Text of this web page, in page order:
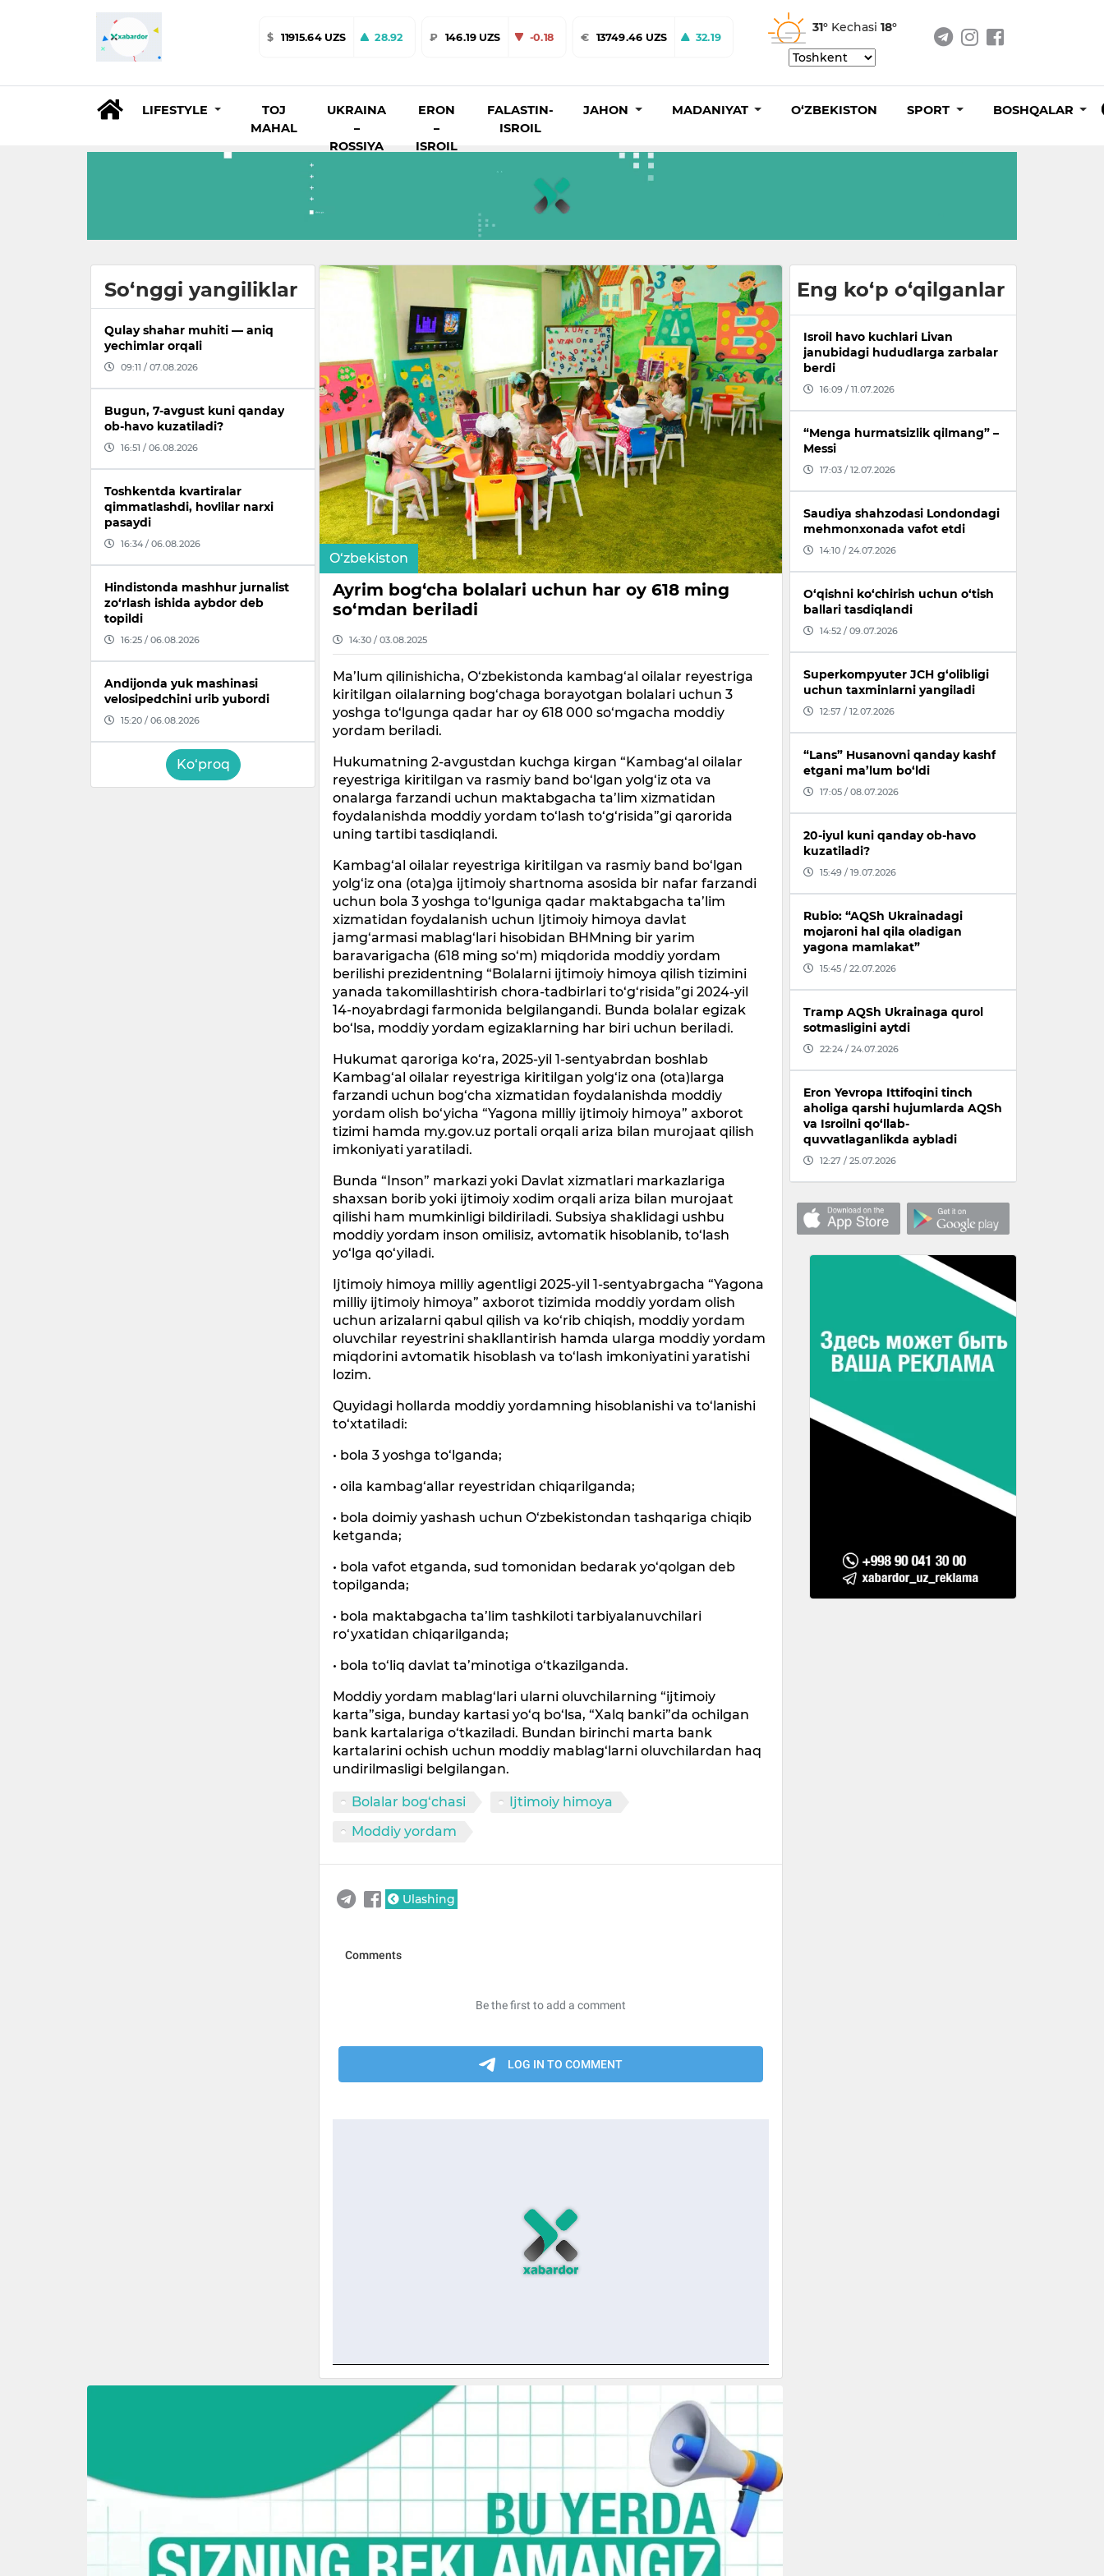
$ 11915.64 UZS 28.92 ₽ 146.19 UZS -0.18 € 13749.46 UZS 32.19
31° Kechasi 18°
LIFESTYLE
TOJ
MAHAL
UKRAINA
–
ROSSIYA
ERON
–
ISROIL
FALASTIN-
ISROIL
JAHON MADANIYAT O‘ZBEKISTON SPORT BOSHQALAR
So‘nggi yangiliklar
Qulay shahar muhiti — aniq
yechimlar orqali
09:11 / 07.08.2026
Bugun, 7-avgust kuni qanday
ob-havo kuzatiladi?
16:51 / 06.08.2026
Toshkentda kvartiralar
qimmatlashdi, hovlilar narxi
pasaydi
16:34 / 06.08.2026
Hindistonda mashhur jurnalist
zo‘rlash ishida aybdor deb
topildi
16:25 / 06.08.2026
Andijonda yuk mashinasi
velosipedchini urib yubordi
15:20 / 06.08.2026
Ko‘proq
O‘zbekiston
Ayrim bog‘cha bolalari uchun har oy 618 ming
so‘mdan beriladi
14:30 / 03.08.2025
Ma’lum qilinishicha, O‘zbekistonda kambag‘al oilalar reyestriga
kiritilgan oilalarning bog‘chaga borayotgan bolalari uchun 3
yoshga to‘lgunga qadar har oy 618 000 so‘mgacha moddiy
yordam beriladi.
Hukumatning 2-avgustdan kuchga kirgan “Kambag‘al oilalar
reyestriga kiritilgan va rasmiy band bo‘lgan yolg‘iz ota va
onalarga farzandi uchun maktabgacha ta’lim xizmatidan
foydalanishda moddiy yordam to‘lash to‘g‘risida”gi qarorida
uning tartibi tasdiqlandi.
Kambag‘al oilalar reyestriga kiritilgan va rasmiy band bo‘lgan
yolg‘iz ona (ota)ga ijtimoiy shartnoma asosida bir nafar farzandi
uchun bola 3 yoshga to‘lguniga qadar maktabgacha ta’lim
xizmatidan foydalanish uchun Ijtimoiy himoya davlat
jamg‘armasi mablag‘lari hisobidan BHMning bir yarim
baravarigacha (618 ming so‘m) miqdorida moddiy yordam
berilishi prezidentning “Bolalarni ijtimoiy himoya qilish tizimini
yanada takomillashtirish chora-tadbirlari to‘g‘risida”gi 2024-yil
14-noyabrdagi farmonida belgilangandi. Bunda bolalar egizak
bo‘lsa, moddiy yordam egizaklarning har biri uchun beriladi.
Hukumat qaroriga ko‘ra, 2025-yil 1-sentyabrdan boshlab
Kambag‘al oilalar reyestriga kiritilgan yolg‘iz ona (ota)larga
farzandi uchun bog‘cha xizmatidan foydalanishda moddiy
yordam olish bo‘yicha “Yagona milliy ijtimoiy himoya” axborot
tizimi hamda my.gov.uz portali orqali ariza bilan murojaat qilish
imkoniyati yaratiladi.
Bunda “Inson” markazi yoki Davlat xizmatlari markazlariga
shaxsan borib yoki ijtimoiy xodim orqali ariza bilan murojaat
qilishi ham mumkinligi bildiriladi. Subsiya shaklidagi ushbu
moddiy yordam inson omilisiz, avtomatik hisoblanib, to‘lash
yo‘lga qo‘yiladi.
Ijtimoiy himoya milliy agentligi 2025-yil 1-sentyabrgacha “Yagona
milliy ijtimoiy himoya” axborot tizimida moddiy yordam olish
uchun arizalarni qabul qilish va ko‘rib chiqish, moddiy yordam
oluvchilar reyestrini shakllantirish hamda ularga moddiy yordam
miqdorini avtomatik hisoblash va to‘lash imkoniyatini yaratishi
lozim.
Quyidagi hollarda moddiy yordamning hisoblanishi va to‘lanishi
to‘xtatiladi:
• bola 3 yoshga to‘lganda;
• oila kambag‘allar reyestridan chiqarilganda;
• bola doimiy yashash uchun O‘zbekistondan tashqariga chiqib
ketganda;
• bola vafot etganda, sud tomonidan bedarak yo‘qolgan deb
topilganda;
• bola maktabgacha ta’lim tashkiloti tarbiyalanuvchilari
ro‘yxatidan chiqarilganda;
• bola to‘liq davlat ta’minotiga o‘tkazilganda.
Moddiy yordam mablag‘lari ularni oluvchilarning “ijtimoiy
karta”siga, bunday kartasi yo‘q bo‘lsa, “Xalq banki”da ochilgan
bank kartalariga o‘tkaziladi. Bundan birinchi marta bank
kartalarini ochish uchun moddiy mablag‘larni oluvchilardan haq
undirilmasligi belgilangan.
Bolalar bog‘chasi
Ijtimoiy himoya
Moddiy yordam
Ulashing
Eng ko‘p o‘qilganlar
Isroil havo kuchlari Livan
janubidagi hududlarga zarbalar
berdi
16:09 / 11.07.2026
“Menga hurmatsizlik qilmang” –
Messi
17:03 / 12.07.2026
Saudiya shahzodasi Londondagi
mehmonxonada vafot etdi
14:10 / 24.07.2026
O‘qishni ko‘chirish uchun o‘tish
ballari tasdiqlandi
14:52 / 09.07.2026
Superkompyuter JCH g‘olibligi
uchun taxminlarni yangiladi
12:57 / 12.07.2026
“Lans” Husanovni qanday kashf
etgani ma’lum bo‘ldi
17:05 / 08.07.2026
20-iyul kuni qanday ob-havo
kuzatiladi?
15:49 / 19.07.2026
Rubio: “AQSh Ukrainadagi
mojaroni hal qila oladigan
yagona mamlakat”
15:45 / 22.07.2026
Tramp AQSh Ukrainaga qurol
sotmasligini aytdi
22:24 / 24.07.2026
Eron Yevropa Ittifoqini tinch
aholiga qarshi hujumlarda AQSh
va Isroilni qo‘llab-
quvvatlaganlikda aybladi
12:27 / 25.07.2026